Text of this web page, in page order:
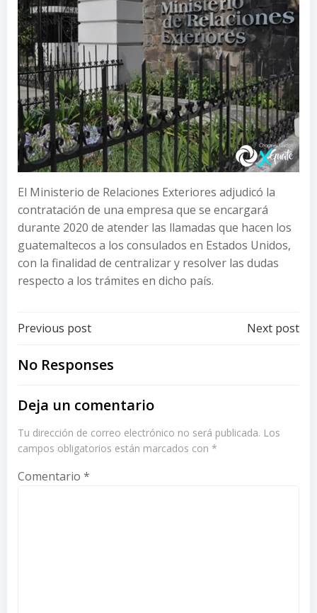
El Ministerio de Relaciones Exteriores adjudicó la
contratación de una empresa que se encargará
durante 2020 de atender las llamadas que hacen los
guatemaltecos a los consulados en Estados Unidos,
con la finalidad de centralizar y resolver las dudas
respecto a los trámites en dicho país.
Post
navigation
Previous post Next post
No Responses
Deja un comentario
Tu dirección de correo electrónico no será publicada. Los
campos obligatorios están marcados con *
Comentario *